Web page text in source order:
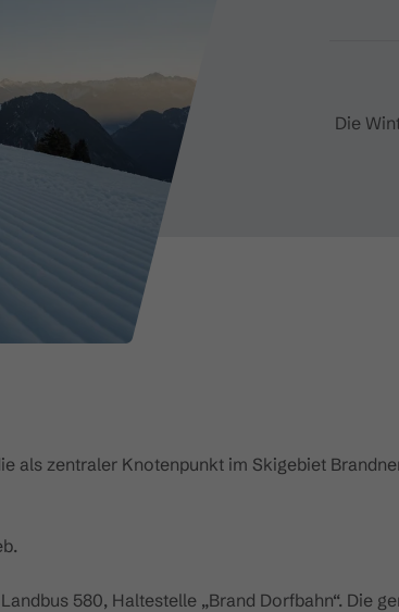
Die
als zentraler Knotenpunkt im Skigebiet
Landbus 580, Haltestelle „Brand Dorfbahn“. Die